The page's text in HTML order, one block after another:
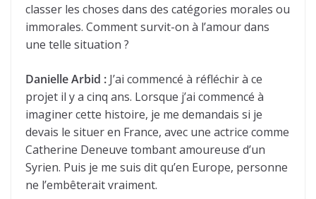
classer les choses dans des catégories morales ou
immorales. Comment survit-on à l’amour dans
une telle situation ?
Danielle Arbid : J’ai commencé à réfléchir à ce
projet il y a cinq ans. Lorsque j’ai commencé à
imaginer cette histoire, je me demandais si je
devais le situer en France, avec une actrice comme
Catherine Deneuve tombant amoureuse d’un
Syrien. Puis je me suis dit qu’en Europe, personne
ne l’embêterait vraiment.